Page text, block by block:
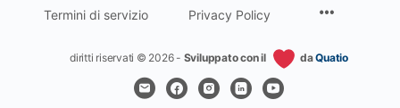
Termini di servizio Privacy Policy
diritti riservati © 2026 - Sviluppato con il daQuatio